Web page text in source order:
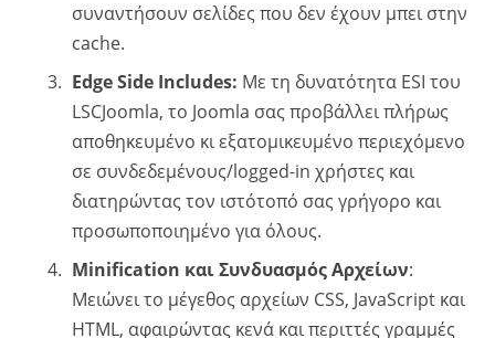
συναντήσουν σελίδες που δεν έχουν μπει στην
cache.
Edge Side Includes: Με τη δυνατότητα ESI του
LSCJoomla, το Joomla σας προβάλλει πλήρως
αποθηκευμένο κι εξατομικευμένο περιεχόμενο
σε συνδεδεμένους/logged-in χρήστες και
διατηρώντας τον ιστότοπό σας γρήγορο και
προσωποποιημένο για όλους.
Minification και Συνδυασμός Αρχείων:
Μειώνει το μέγεθος αρχείων CSS, JavaScript και
HTML, αφαιρώντας κενά και περιττές γραμμές